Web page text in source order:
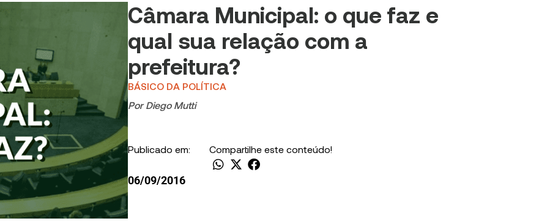
Câmara Municipal: o que faz e
qual sua relação com a
prefeitura?
BÁSICO DA POLÍTICA
Por Diego Mutti
Publicado em:
06/09/2016
Compartilhe este conteúdo!